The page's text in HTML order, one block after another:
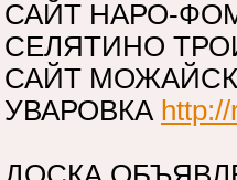
САЙТ НАРО-
СЕЛЯТИНО
САЙТ
УВАРОВКА